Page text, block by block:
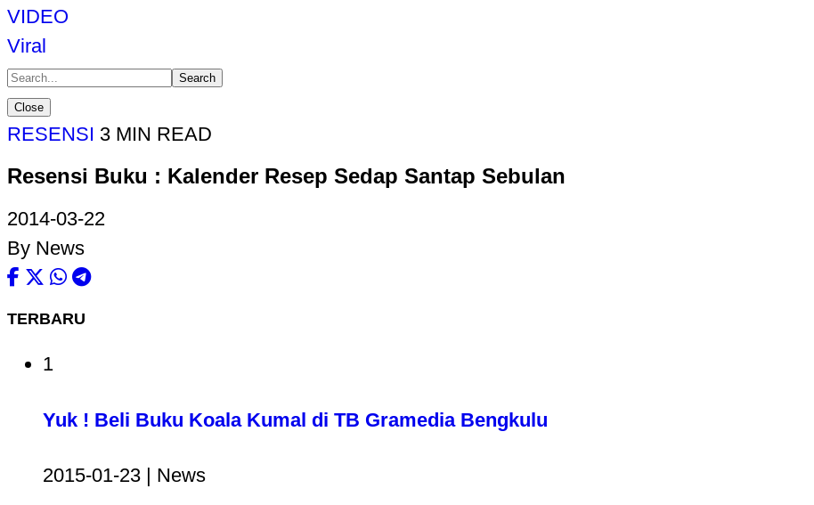
VIDEO
Viral
Search
Close
RESENSI 3 MIN READ
Resensi Buku : Kalender Resep Sedap Santap Sebulan
2014-03-22
By News
TERBARU
1
Yuk ! Beli Buku Koala Kumal di TB Gramedia Bengkulu
2015-01-23 | News